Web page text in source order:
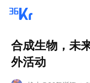
合成生物，未
外活动